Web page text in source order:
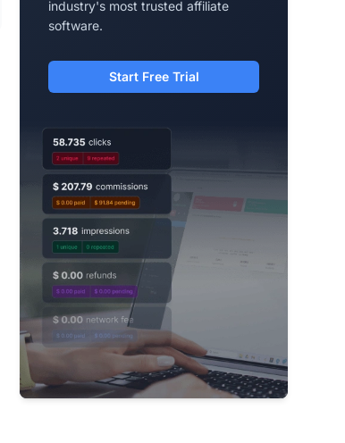
industry's most trusted affiliate
software.
Start Free Trial